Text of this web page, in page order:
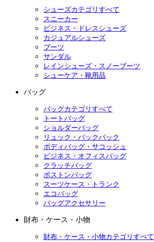
シューズカテゴリすべて
スニーカー
ビジネス・ドレスシューズ
カジュアルシューズ
ブーツ
サンダル
レインシューズ・スノーブーツ
シューケア・靴用品
バッグ
バッグカテゴリすべて
トートバッグ
ショルダーバッグ
リュック・バックパック
ボディバッグ・サコッシュ
ビジネス・オフィスバッグ
クラッチバッグ
ボストンバッグ
スーツケース・トランク
エコバッグ
バッグアクセサリー
財布・ケース・小物
財布・ケース・小物カテゴリすべて